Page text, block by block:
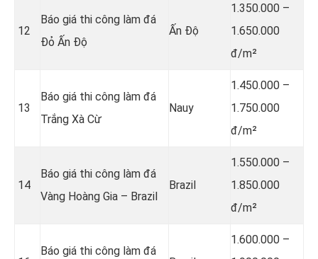
12
Báo giá thi công làm đá
Đỏ Ấn Độ
Ấn Độ
1.350.000 –
1.650.000
đ/m²
13
Báo giá thi công làm đá
Trắng Xà Cừ
Nauy
1.450.000 –
1.750.000
đ/m²
14
Báo giá thi công làm đá
Vàng Hoàng Gia – Brazil
Brazil
1.550.000 –
1.850.000
đ/m²
Báo giá thi công làm đá
1.600.000 –